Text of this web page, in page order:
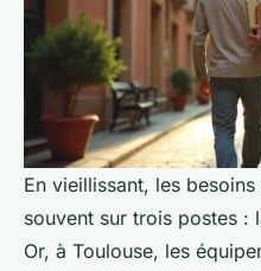
En vieillissant, les
souvent sur trois postes :
Or, à Toulouse, les